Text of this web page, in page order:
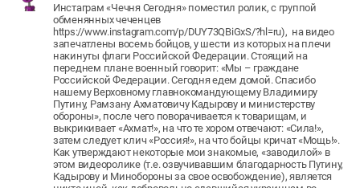
Инстаграм «Чечня Сегодня» поместил ролик, с группой
обменянных чеченцев
https://www.instagram.com/p/DUY73QBiGxS/?hl=ru), на видео
запечатлены восемь бойцов, у шести из которых на плечи
накинуты флаги Российской Федерации. Стоящий на
переднем плане военный говорит: «Мы – граждане
Российской Федерации. Сегодня едем домой. Спасибо
нашему Верховному главнокомандующему Владимиру
Путину, Рамзану Ахматовичу Кадырову и министерству
обороны», после чего поворачивается к товарищам, и
выкрикивает «Ахмат!», на что те хором отвечают: «Сила!»,
затем следует клич «Россия!», на что бойцы кричат «Мощь!».
Как утверждают некоторые мои знакомые, «заводилой» в
этом видеоролике (т.е. озвучивавшим благодарность Путину,
Кадырову и Минобороны за свое освобождение), является